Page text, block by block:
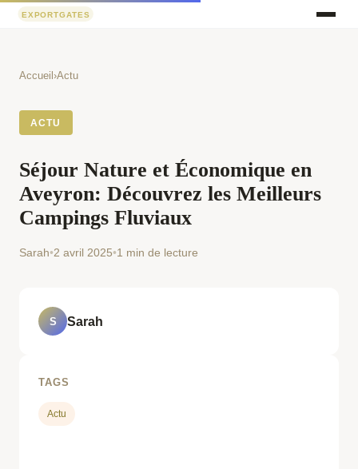
Accueil ›Actu
ACTU
Séjour Nature et Économique en
Aveyron: Découvrez les Meilleurs
Campings Fluviaux
Sarah•2 avril 2025•1 min de lecture
S Sarah
TAGS
Actu